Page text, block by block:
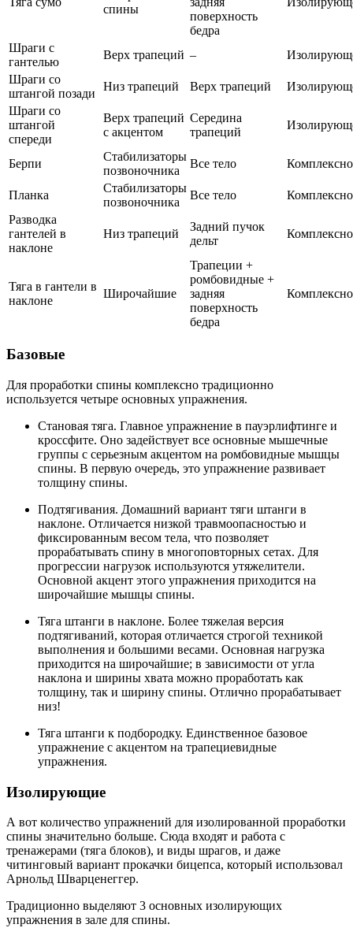
спины
поверхность
бедра
Шраги с
гантелью
Верх трапеций –
Шраги со
штангой позади
Низ трапеций Верх трапеций
Шраги со
штангой
спереди
Верх трапеций
с акцентом
Середина
трапеций
Берпи
Стабилизаторы
позвоночника
Все тело
Планка
Стабилизаторы
позвоночника
Все тело
Разводка
гантелей в
наклоне
Низ трапеций
Задний пучок
дельт
Тяга в гантели в
наклоне
Широчайшие
Трапеции +
ромбовидные +
задняя
поверхность
бедра
Базовые
Для проработки спины комплексно традиционно
используется четыре основных упражнения.
Становая тяга. Главное упражнение в пауэрлифтинге и
кроссфите. Оно задействует все основные мышечные
группы с серьезным акцентом на ромбовидные мышцы
спины. В первую очередь, это упражнение развивает
толщину спины.
Подтягивания. Домашний вариант тяги штанги в
наклоне. Отличается низкой травмоопасностью и
фиксированным весом тела, что позволяет
прорабатывать спину в многоповторных сетах. Для
прогрессии нагрузок используются утяжелители.
Основной акцент этого упражнения приходится на
широчайшие мышцы спины.
Тяга штанги в наклоне. Более тяжелая версия
подтягиваний, которая отличается строгой техникой
выполнения и большими весами. Основная нагрузка
приходится на широчайшие; в зависимости от угла
наклона и ширины хвата можно проработать как
толщину, так и ширину спины. Отлично прорабатывает
низ!
Тяга штанги к подбородку. Единственное базовое
упражнение с акцентом на трапециевидные
упражнения.
Изолирующие
А вот количество упражнений для изолированной проработки
спины значительно больше. Сюда входят и работа с
тренажерами (тяга блоков), и виды шрагов, и даже
читинговый вариант прокачки бицепса, который использовал
Арнольд Шварценеггер.
Традиционно выделяют 3 основных изолирующих
упражнения в зале для спины.